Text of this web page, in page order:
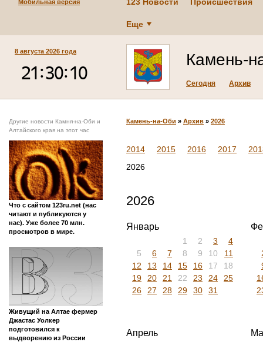
Мобильная версия
Еще
8 августа 2026 года Камень-
Сегодня Архив
Другие новости Камня-на-Оби и
Алтайского края на этот час
Что с сайтом 123ru.net (нас
читают и публикуются у
нас). Уже более 70 млн.
просмотров в мире.
Живущий на Алтае фермер
Джастас Уолкер
подготовился к
выдворению из России
Камень-на-Оби » Архив » 2026
2014 2015 2016 2017
2026
2026
Январь
1 2 3
4
5
6 7 8 9 10
11
12
13 14 15 16 17
18
19
20 21 22 23 24
25
26
27 28 29 30 31
Апрель